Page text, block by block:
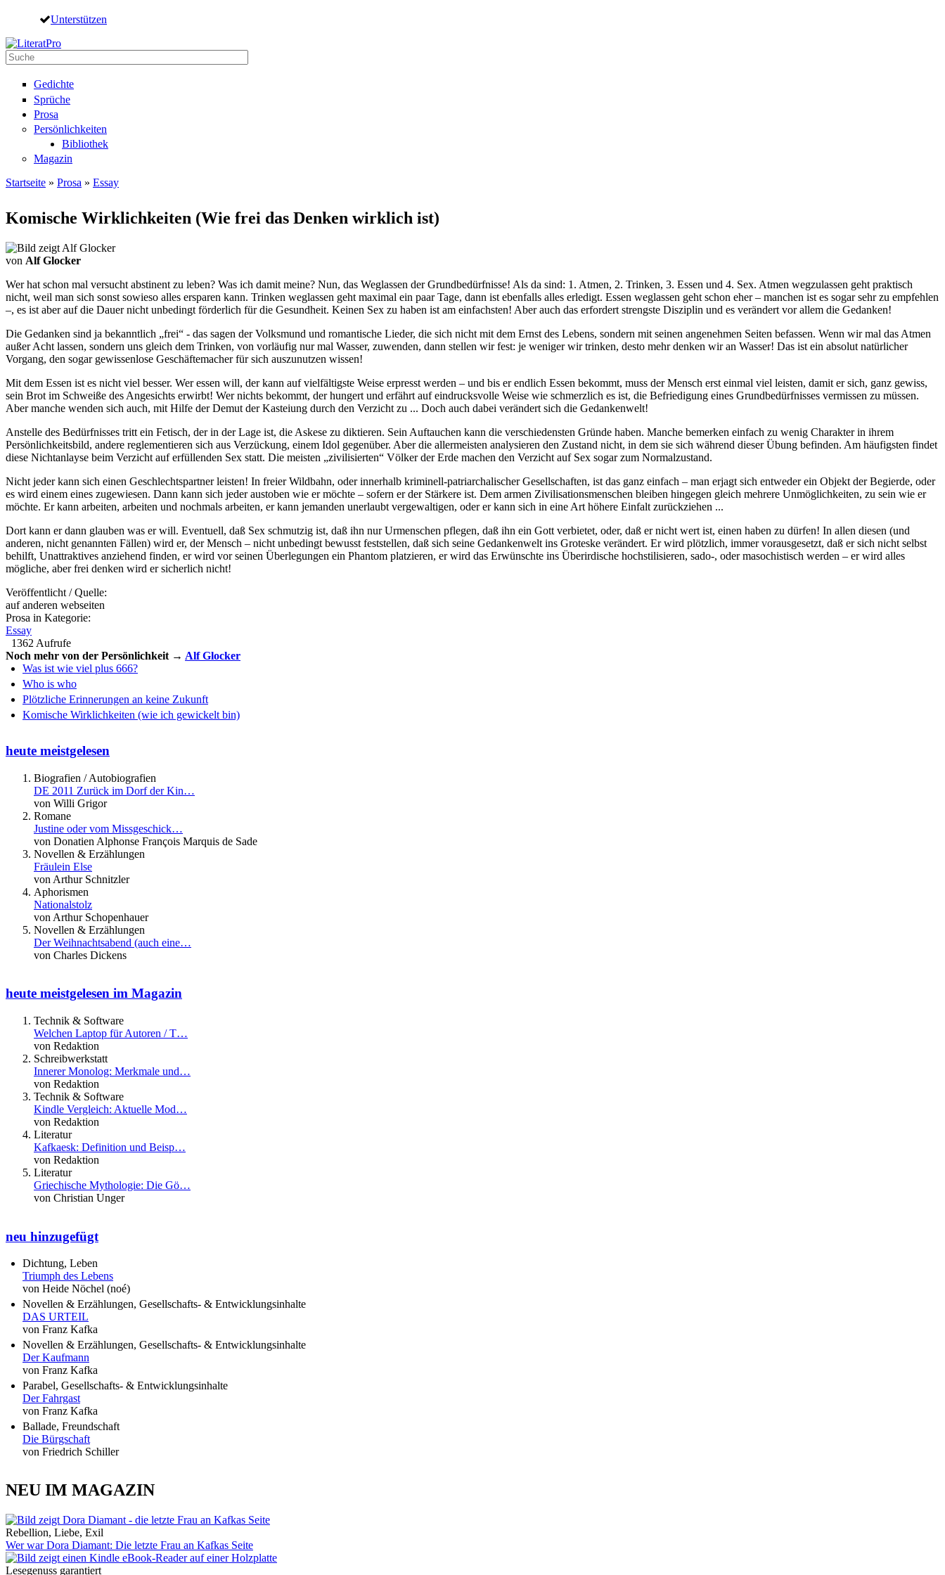
Direkt zum Inhalt
Unterstützen
Suche
Gedichte
Sprüche
Prosa
Persönlichkeiten
Bibliothek
Magazin
Startseite » Prosa » Essay
Komische Wirklichkeiten (Wie frei das Denken wirklich ist)
von Alf Glocker
Wer hat schon mal versucht abstinent zu leben? Was ich damit meine? Nun, das Weglassen der Grundbedürfnisse! Als da sind: 1. Atmen, 2. Trinken, 3. Essen und 4. Sex. Atmen wegzulassen geht praktisch
nicht, weil man sich sonst sowieso alles ersparen kann. Trinken weglassen geht maximal ein paar Tage, dann ist ebenfalls alles erledigt. Essen weglassen geht schon eher – manchen ist es sogar sehr zu empfehlen
–, es ist aber auf die Dauer nicht unbedingt förderlich für die Gesundheit. Keinen Sex zu haben ist am einfachsten! Aber auch das erfordert strengste Disziplin und es verändert vor allem die Gedanken!
Die Gedanken sind ja bekanntlich „frei“ - das sagen der Volksmund und romantische Lieder, die sich nicht mit dem Ernst des Lebens, sondern mit seinen angenehmen Seiten befassen. Wenn wir mal das Atmen
außer Acht lassen, sondern uns gleich dem Trinken, von vorläufig nur mal Wasser, zuwenden, dann stellen wir fest: je weniger wir trinken, desto mehr denken wir an Wasser! Das ist ein absolut natürlicher
Vorgang, den sogar gewissenlose Geschäftemacher für sich auszunutzen wissen!
Mit dem Essen ist es nicht viel besser. Wer essen will, der kann auf vielfältigste Weise erpresst werden – und bis er endlich Essen bekommt, muss der Mensch erst einmal viel leisten, damit er sich, ganz gewiss,
sein Brot im Schweiße des Angesichts erwirbt! Wer nichts bekommt, der hungert und erfährt auf eindrucksvolle Weise wie schmerzlich es ist, die Befriedigung eines Grundbedürfnisses vermissen zu müssen.
Aber manche wenden sich auch, mit Hilfe der Demut der Kasteiung durch den Verzicht zu ... Doch auch dabei verändert sich die Gedankenwelt!
Anstelle des Bedürfnisses tritt ein Fetisch, der in der Lage ist, die Askese zu diktieren. Sein Auftauchen kann die verschiedensten Gründe haben. Manche bemerken einfach zu wenig Charakter in ihrem
Persönlichkeitsbild, andere reglementieren sich aus Verzückung, einem Idol gegenüber. Aber die allermeisten analysieren den Zustand nicht, in dem sie sich während dieser Übung befinden. Am häufigsten findet
diese Nichtanlayse beim Verzicht auf erfüllenden Sex statt. Die meisten „zivilisierten“ Völker der Erde machen den Verzicht auf Sex sogar zum Normalzustand.
Nicht jeder kann sich einen Geschlechtspartner leisten! In freier Wildbahn, oder innerhalb kriminell-patriarchalischer Gesellschaften, ist das ganz einfach – man erjagt sich entweder ein Objekt der Begierde, oder
es wird einem eines zugewiesen. Dann kann sich jeder austoben wie er möchte – sofern er der Stärkere ist. Dem armen Zivilisationsmenschen bleiben hingegen gleich mehrere Unmöglichkeiten, zu sein wie er
möchte. Er kann arbeiten, arbeiten und nochmals arbeiten, er kann jemanden unerlaubt vergewaltigen, oder er kann sich in eine Art höhere Einfalt zurückziehen ...
Dort kann er dann glauben was er will. Eventuell, daß Sex schmutzig ist, daß ihn nur Urmenschen pflegen, daß ihn ein Gott verbietet, oder, daß er nicht wert ist, einen haben zu dürfen! In allen diesen (und
anderen, nicht genannten Fällen) wird er, der Mensch – nicht unbedingt bewusst feststellen, daß sich seine Gedankenwelt ins Groteske verändert. Er wird plötzlich, immer vorausgesetzt, daß er sich nicht selbst
behilft, Unattraktives anziehend finden, er wird vor seinen Überlegungen ein Phantom platzieren, er wird das Erwünschte ins Überirdische hochstilisieren, sado-, oder masochistisch werden – er wird alles
mögliche, aber frei denken wird er sicherlich nicht!
Veröffentlicht / Quelle:
auf anderen webseiten
Prosa in Kategorie:
Essay
1362 Aufrufe
Noch mehr von der Persönlichkeit → Alf Glocker
Was ist wie viel plus 666?
Who is who
Plötzliche Erinnerungen an keine Zukunft
Komische Wirklichkeiten (wie ich gewickelt bin)
heute meistgelesen
Biografien / Autobiografien
DE 2011 Zurück im Dorf der Kin…
von Willi Grigor
Romane
Justine oder vom Missgeschick…
von Donatien Alphonse François Marquis de Sade
Novellen & Erzählungen
Fräulein Else
von Arthur Schnitzler
Aphorismen
Nationalstolz
von Arthur Schopenhauer
Novellen & Erzählungen
Der Weihnachtsabend (auch eine…
von Charles Dickens
heute meistgelesen im Magazin
Technik & Software
Welchen Laptop für Autoren / T…
von Redaktion
Schreibwerkstatt
Innerer Monolog: Merkmale und…
von Redaktion
Technik & Software
Kindle Vergleich: Aktuelle Mod…
von Redaktion
Literatur
Kafkaesk: Definition und Beisp…
von Redaktion
Literatur
Griechische Mythologie: Die Gö…
von Christian Unger
neu hinzugefügt
Dichtung, Leben
Triumph des Lebens
von Heide Nöchel (noé)
Novellen & Erzählungen, Gesellschafts- & Entwicklungsinhalte
DAS URTEIL
von Franz Kafka
Novellen & Erzählungen, Gesellschafts- & Entwicklungsinhalte
Der Kaufmann
von Franz Kafka
Parabel, Gesellschafts- & Entwicklungsinhalte
Der Fahrgast
von Franz Kafka
Ballade, Freundschaft
Die Bürgschaft
von Friedrich Schiller
NEU IM MAGAZIN
Rebellion, Liebe, Exil
Wer war Dora Diamant: Die letzte Frau an Kafkas Seite
Lesegenuss garantiert